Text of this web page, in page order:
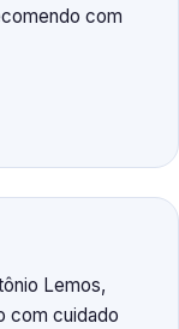
com
Lemos,
com cuidado